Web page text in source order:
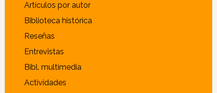
Artículos por autor
Biblioteca histórica
Reseñas
Entrevistas
Bibl. multimedia
Actividades